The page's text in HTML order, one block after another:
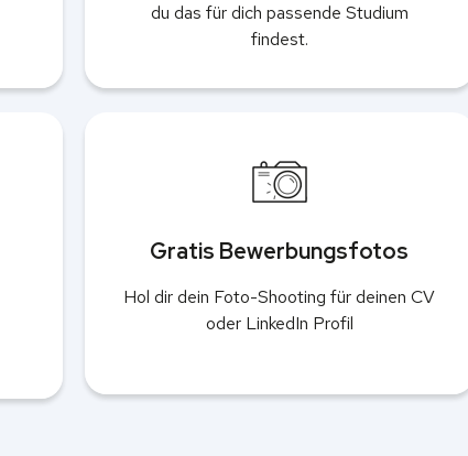
du das für dich passende Studium
findest.
Gratis Bewerbungsfotos
Hol dir dein Foto-Shooting für deinen CV
oder LinkedIn Profil